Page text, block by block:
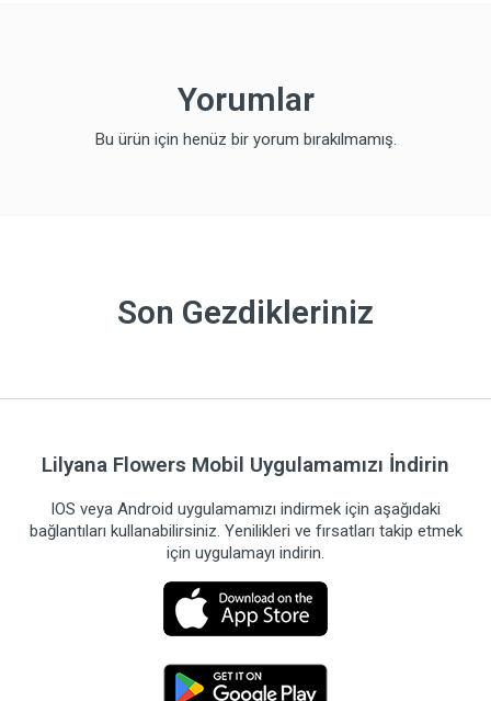
Yorumlar
Bu ürün için henüz bir yorum bırakılmamış.
Son Gezdikleriniz
Lilyana Flowers Mobil Uygulamamızı İndirin
IOS veya Android uygulamamızı indirmek için aşağıdaki
bağlantıları kullanabilirsiniz. Yenilikleri ve fırsatları takip etmek
için uygulamayı indirin.